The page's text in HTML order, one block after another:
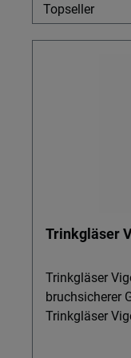
Trinkgläser
Trinkgläser
bruchsicherer
Trinkgläser